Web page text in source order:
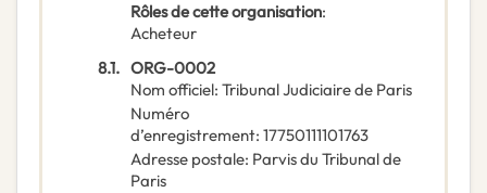
Rôles de cette organisation:
Acheteur
8.1. ORG-0002
Nom officiel: Tribunal Judiciaire de Paris
Numéro
d’enregistrement: 17750111101763
Adresse postale: Parvis du Tribunal de
Paris